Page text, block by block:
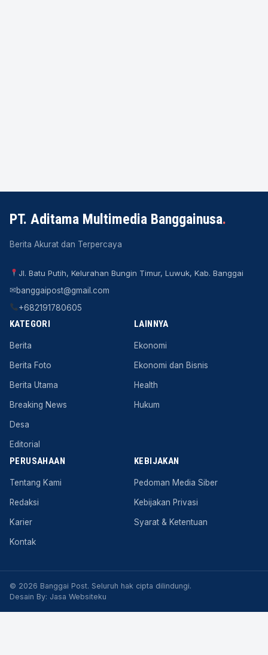
PT. Aditama Multimedia Banggainusa.
Berita Akurat dan Terpercaya
Jl. Batu Putih, Kelurahan Bungin Timur, Luwuk, Kab. Banggai
✉banggaipost@gmail.com
+682191780605
KATEGORI
Berita
Berita Foto
Berita Utama
Breaking News
Desa
Editorial
LAINNYA
Ekonomi
Ekonomi dan Bisnis
Health
Hukum
PERUSAHAAN
Tentang Kami
Redaksi
Karier
Kontak
KEBIJAKAN
Pedoman Media Siber
Kebijakan Privasi
Syarat & Ketentuan
© 2026 Banggai Post. Seluruh hak cipta dilindungi.
Desain By: Jasa Websiteku